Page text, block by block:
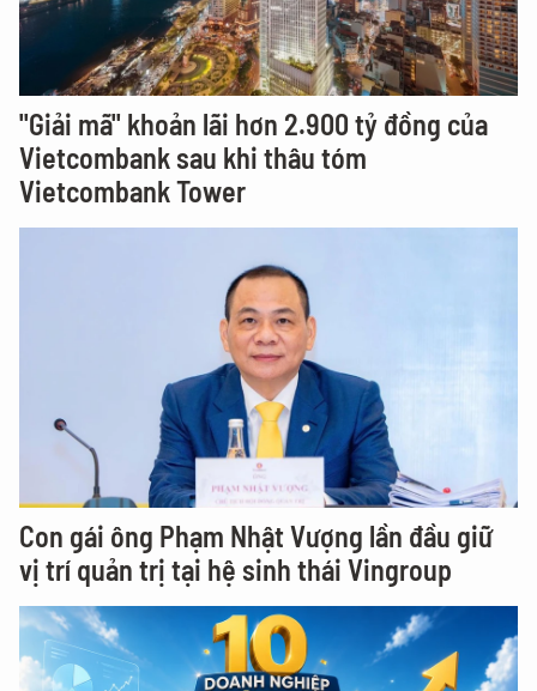
"Giải mã" khoản lãi hơn 2.900 tỷ đồng của
Vietcombank sau khi thâu tóm
Vietcombank Tower
Con gái ông Phạm Nhật Vượng lần đầu giữ
vị trí quản trị tại hệ sinh thái Vingroup